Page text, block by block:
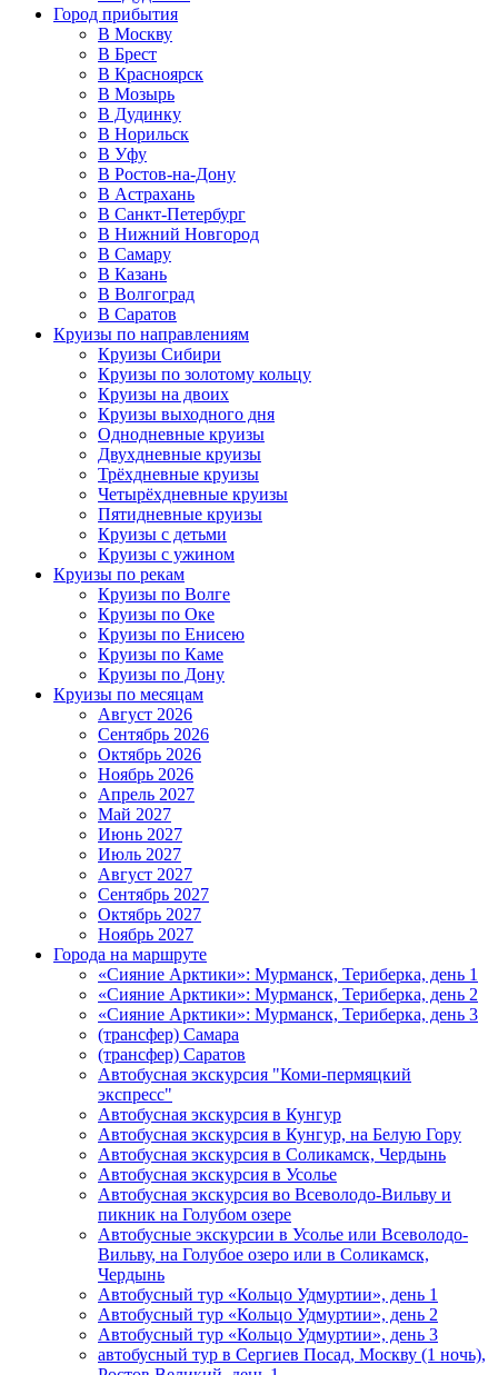
Город прибытия
В Москву
В Брест
В Красноярск
В Мозырь
В Дудинку
В Норильск
В Уфу
В Ростов-на-Дону
В Астрахань
В Санкт-Петербург
В Нижний Новгород
В Самару
В Казань
В Волгоград
В Саратов
Круизы по направлениям
Круизы Сибири
Круизы по золотому кольцу
Круизы на двоих
Круизы выходного дня
Однодневные круизы
Двухдневные круизы
Трёхдневные круизы
Четырёхдневные круизы
Пятидневные круизы
Круизы с детьми
Круизы с ужином
Круизы по рекам
Круизы по Волге
Круизы по Оке
Круизы по Енисею
Круизы по Каме
Круизы по Дону
Круизы по месяцам
Август 2026
Сентябрь 2026
Октябрь 2026
Ноябрь 2026
Апрель 2027
Май 2027
Июнь 2027
Июль 2027
Август 2027
Сентябрь 2027
Октябрь 2027
Ноябрь 2027
Города на маршруте
«Сияние Арктики»: Мурманск, Териберка, день 1
«Сияние Арктики»: Мурманск, Териберка, день 2
«Сияние Арктики»: Мурманск, Териберка, день 3
(трансфер) Самара
(трансфер) Саратов
Автобусная экскурсия "Коми-пермяцкий
экспресс"
Автобусная экскурсия в Кунгур
Автобусная экскурсия в Кунгур, на Белую Гору
Автобусная экскурсия в Соликамск, Чердынь
Автобусная экскурсия в Усолье
Автобусная экскурсия во Всеволодо-Вильву и
пикник на Голубом озере
Автобусные экскурсии в Усолье или Всеволодо-
Вильву, на Голубое озеро или в Соликамск,
Чердынь
Автобусный тур «Кольцо Удмуртии», день 1
Автобусный тур «Кольцо Удмуртии», день 2
Автобусный тур «Кольцо Удмуртии», день 3
автобусный тур в Сергиев Посад, Москву (1 ночь),